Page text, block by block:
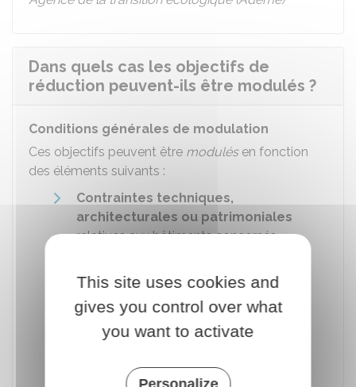
Dans quels cas les objectifs de
réduction peuvent-ils être modulés ?
Conditions générales de modulation
Ces objectifs peuvent être modulésen fonction
des éléments suivants :
Contraintes techniques,
architecturales ou patrimoniales
relatives aux bâtiments concernés
dans ces bâtiments ou duvolume
cette activité. Par exemple : un
changement de l'amplitude horaire
d'accueil du public peut modifier
dépensée par le bâtiment.
This site uses cookies and
gives you control over what
you want to activate
Personalize